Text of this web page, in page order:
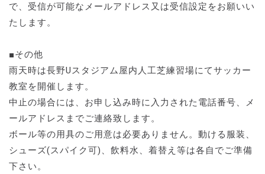
で、受信が可能なメールアドレス又は受信設定をお願いい
たします。
■その他
雨天時は長野Uスタジアム屋内人工芝練習場にてサッカー
教室を開催します。
中止の場合には、お申し込み時に入力された電話番号、メ
ールアドレスまでご連絡致します。
ボール等の用具のご用意は必要ありません。動ける服装、
シューズ(スパイク可)、飲料水、着替え等は各自でご準備
下さい。